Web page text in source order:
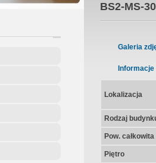
Zadatku
Umowa
BS2-MS-
Galeria
Informacje
Lokalizacja
Rodzaj
Pow.
Piętro